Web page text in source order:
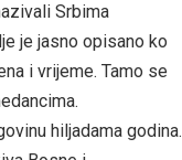
Srbima
je jasno opisano ko
i vrijeme. Tamo se
hiljadama godina.